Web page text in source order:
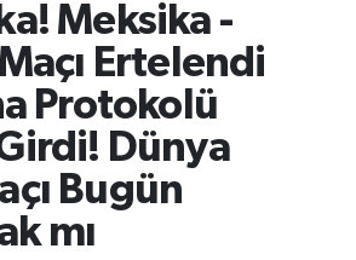
Meksika -
Ertelendi
Protokolü
Dünya
Bugün
mı
Yoğunluk Haritası
Durumu ve Fikstür